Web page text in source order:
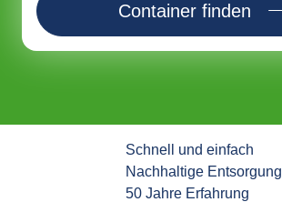
Container finden
Schnell und einfach
Nachhaltige Entsorgung
50 Jahre Erfahrung